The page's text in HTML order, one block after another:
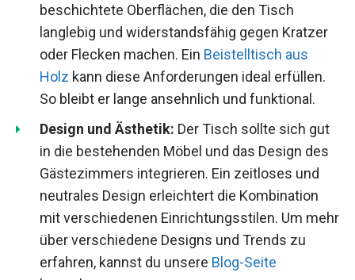
beschichtete Oberflächen, die den Tisch
langlebig und widerstandsfähig gegen Kratzer
oder Flecken machen. Ein Beistelltisch aus
Holz kann diese Anforderungen ideal erfüllen.
So bleibt er lange ansehnlich und funktional.
Design und Ästhetik: Der Tisch sollte sich gut
in die bestehenden Möbel und das Design des
Gästezimmers integrieren. Ein zeitloses und
neutrales Design erleichtert die Kombination
mit verschiedenen Einrichtungsstilen. Um mehr
über verschiedene Designs und Trends zu
erfahren, kannst du unsere Blog-Seite